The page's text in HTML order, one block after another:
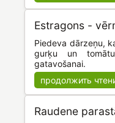
Estragons -
Piedeva dārzeņu,
gurķu un
gatavošanai.
продолжить
Raudene